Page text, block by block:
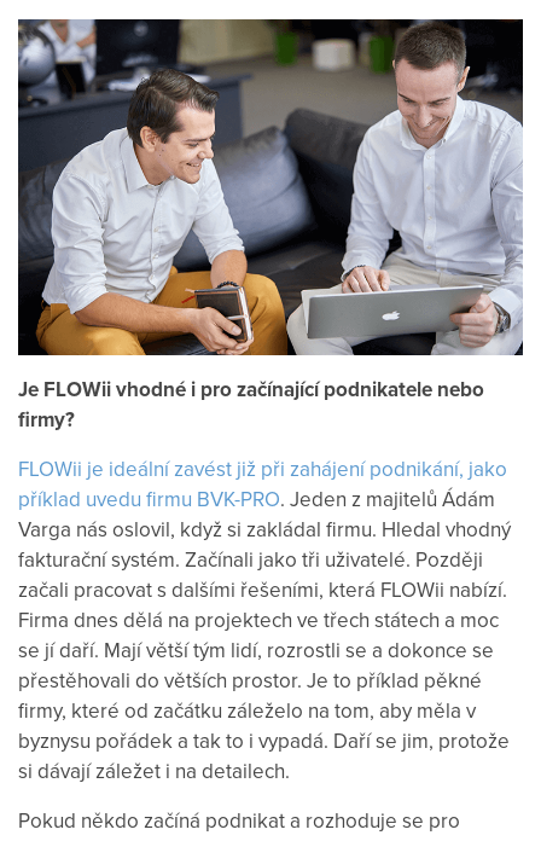
Je FLOWii vhodné i pro začínající podnikatele nebo
firmy?
FLOWii je ideální zavést již při zahájení podnikání, jako
příklad uvedu firmu BVK-PRO. Jeden z majitelů Ádám
Varga nás oslovil, když si zakládal firmu. Hledal vhodný
fakturační systém. Začínali jako tři uživatelé. Později
začali pracovat s dalšími řešeními, která FLOWii nabízí.
Firma dnes dělá na projektech ve třech státech a moc
se jí daří. Mají větší tým lidí, rozrostli se a dokonce se
přestěhovali do větších prostor. Je to příklad pěkné
firmy, které od začátku záleželo na tom, aby měla v
byznysu pořádek a tak to i vypadá. Daří se jim, protože
si dávají záležet i na detailech.
Pokud někdo začíná podnikat a rozhoduje se pro